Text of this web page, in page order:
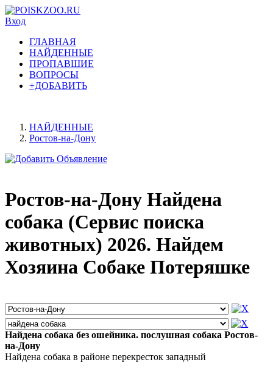
Вход
ГЛАВНАЯ
НАЙДЕННЫЕ
ПРОПАВШИЕ
ВОПРОСЫ
+ДОБАВИТЬ
НАЙДЕННЫЕ
Ростов-на-Дону
Ростов-на-Дону Найдена
собака (Сервис поиска
животных) 2026. Найдем
Хозяина Собаке Потеряшке
Найдена собака без ошейника. послушная собака Ростов-
на-Дону
Найдена собака в районе перекресток западный